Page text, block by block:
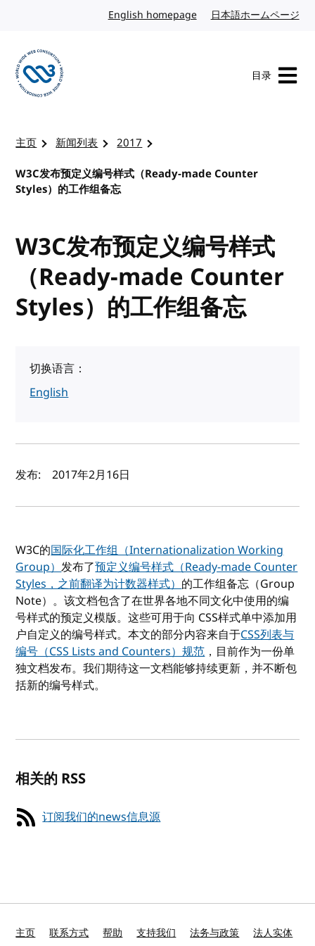
English homepage英文日本語ホームページ
目录
主页 新闻列表
2017
W3C发布预定义编号样式（Ready-made Counter
Styles）的工作组备忘
W3C发布预定义编号样式
（Ready-made Counter
Styles）的工作组备忘
切换语言：
English
作者及发布日期
发布: 2017年2月16日
W3C的国际化工作组（Internationalization Working
Group）发布了预定义编号样式（Ready-made Counter
Styles，之前翻译为计数器样式）的工作组备忘（Group
Note）。该文档包含了在世界各地不同文化中使用的编
号样式的预定义模版。这些可用于向 CSS样式单中添加用
户自定义的编号样式。本文的部分内容来自于CSS列表与
编号（CSS Lists and Counters）规范，目前作为一份单
独文档发布。我们期待这一文档能够持续更新，并不断包
括新的编号样式。
相关的 RSS
订阅我们的news信息源
主页 联系方式 帮助 支持我们 法务与政策 法人实体